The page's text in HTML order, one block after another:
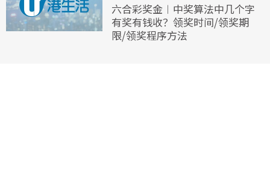
六合彩奖金︱中奖算法中几个字
有奖有钱收？领奖时间/领奖期
限/领奖程序方法